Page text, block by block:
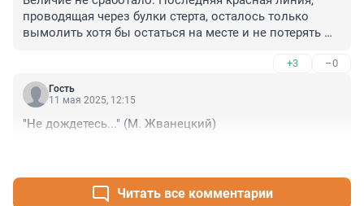
проводящая через булки стерта, осталось только
вымолить хотя бы остаться на месте и не потерять
+3 –0
Гость
11 мая 2025, 12:15
"Не дождетесь..." (М. Жванецкий)
Читать все комментарии